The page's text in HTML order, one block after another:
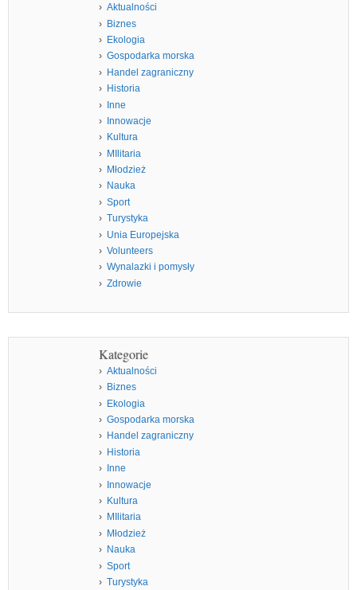
Aktualności
Biznes
Ekologia
Gospodarka morska
Handel zagraniczny
Historia
Inne
Innowacje
Kultura
MIlitaria
Młodzież
Nauka
Sport
Turystyka
Unia Europejska
Volunteers
Wynalazki i pomysły
Zdrowie
Kategorie
Aktualności
Biznes
Ekologia
Gospodarka morska
Handel zagraniczny
Historia
Inne
Innowacje
Kultura
MIlitaria
Młodzież
Nauka
Sport
Turystyka